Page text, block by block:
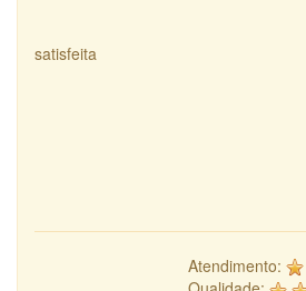
satisfeita
Atendimento: